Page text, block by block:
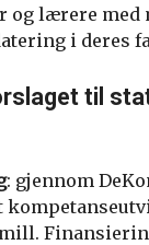
og lærere med
i deres
til
: gjennom